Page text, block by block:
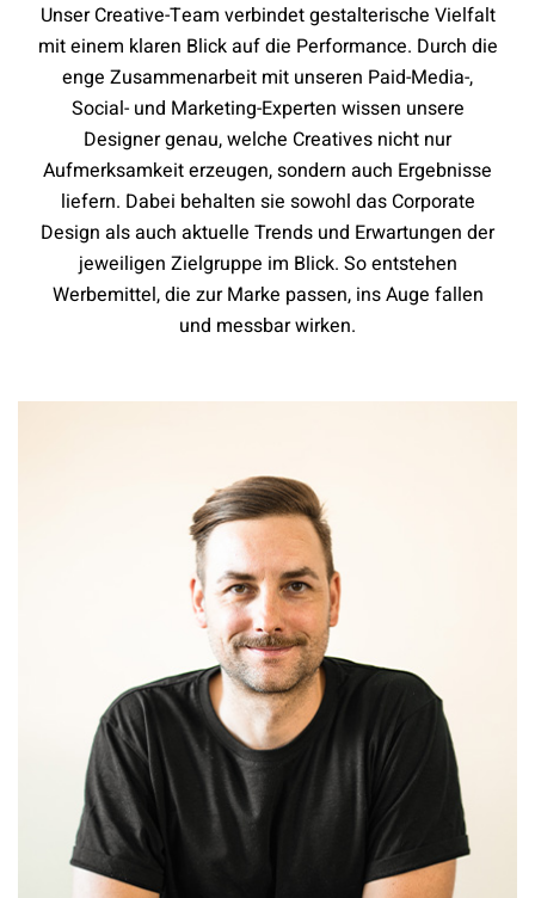
Unser Creative-Team verbindet gestalterische Vielfalt
mit einem klaren Blick auf die Performance. Durch die
enge Zusammenarbeit mit unseren Paid-Media-,
Social- und Marketing-Experten wissen unsere
Designer genau, welche Creatives nicht nur
Aufmerksamkeit erzeugen, sondern auch Ergebnisse
liefern. Dabei behalten sie sowohl das Corporate
Design als auch aktuelle Trends und Erwartungen der
jeweiligen Zielgruppe im Blick. So entstehen
Werbemittel, die zur Marke passen, ins Auge fallen
und messbar wirken.